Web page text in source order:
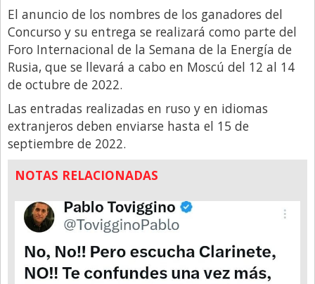
El anuncio de los nombres de los ganadores del
Concurso y su entrega se realizará como parte del
Foro Internacional de la Semana de la Energía de
Rusia, que se llevará a cabo en Moscú del 12 al 14
de octubre de 2022.
Las entradas realizadas en ruso y en idiomas
extranjeros deben enviarse hasta el 15 de
septiembre de 2022.
NOTAS RELACIONADAS